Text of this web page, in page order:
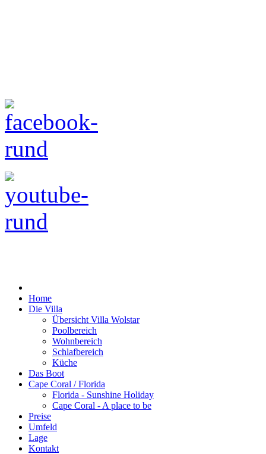
Home
Die Villa
Übersicht Villa Wolstar
Poolbereich
Wohnbereich
Schlafbereich
Küche
Das Boot
Cape Coral / Florida
Florida - Sunshine Holiday
Cape Coral - A place to be
Preise
Umfeld
Lage
Kontakt